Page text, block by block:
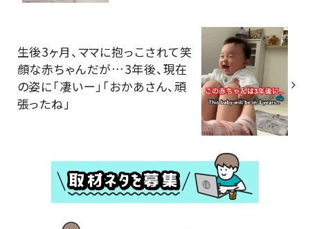
生後3ヶ月、ママに抱っこされて笑
顔な赤ちゃんだが…3年後、現在
の姿に「凄いー」「おかあさん、頑
張ったね」